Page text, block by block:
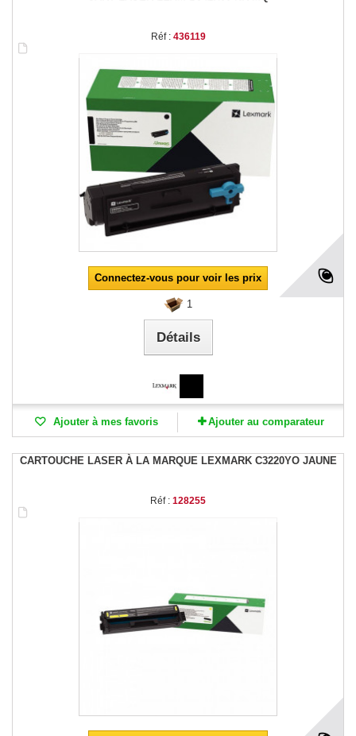
Réf : 436119
Connectez-vous pour voir les prix
1
Détails
Ajouter à mes favoris Ajouter au comparateur
CARTOUCHE LASER À LA MARQUE LEXMARK C3220YO JAUNE
Réf : 128255